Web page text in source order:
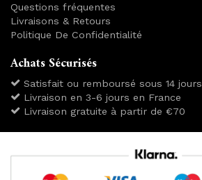
Questions fréquentes
Livraisons & Retours
Politique De Confidentialité
Achats Sécurisés
Satisfait ou remboursé sous 14 jours
Livraison en 3-6 jours en France
Livraison gratuite à partir de €70